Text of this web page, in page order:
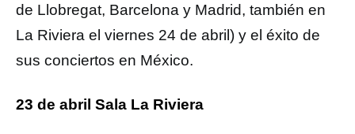
de Llobregat, Barcelona y Madrid, también en
La Riviera el viernes 24 de abril) y el éxito de
sus conciertos en México.
23 de abril Sala La Riviera